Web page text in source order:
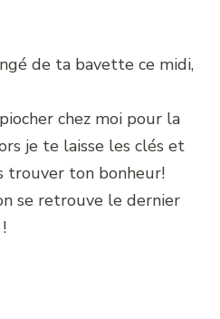
de ta bavette ce midi,
chez moi pour la
je te laisse les clés et
trouver ton bonheur!
se retrouve le dernier